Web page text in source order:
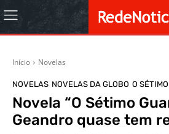
Início Novelas
NOVELAS NOVELAS DA GLOBO O
Novela “O Sétimo
Geandro quase tem